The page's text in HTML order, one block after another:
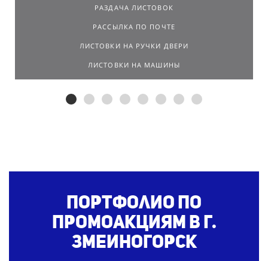
РАЗДАЧА ЛИСТОВОК
РАССЫЛКА ПО ПОЧТЕ
ЛИСТОВКИ НА РУЧКИ ДВЕРИ
ЛИСТОВКИ НА МАШИНЫ
Портфолио по
промоакциямв г.
Змеиногорск